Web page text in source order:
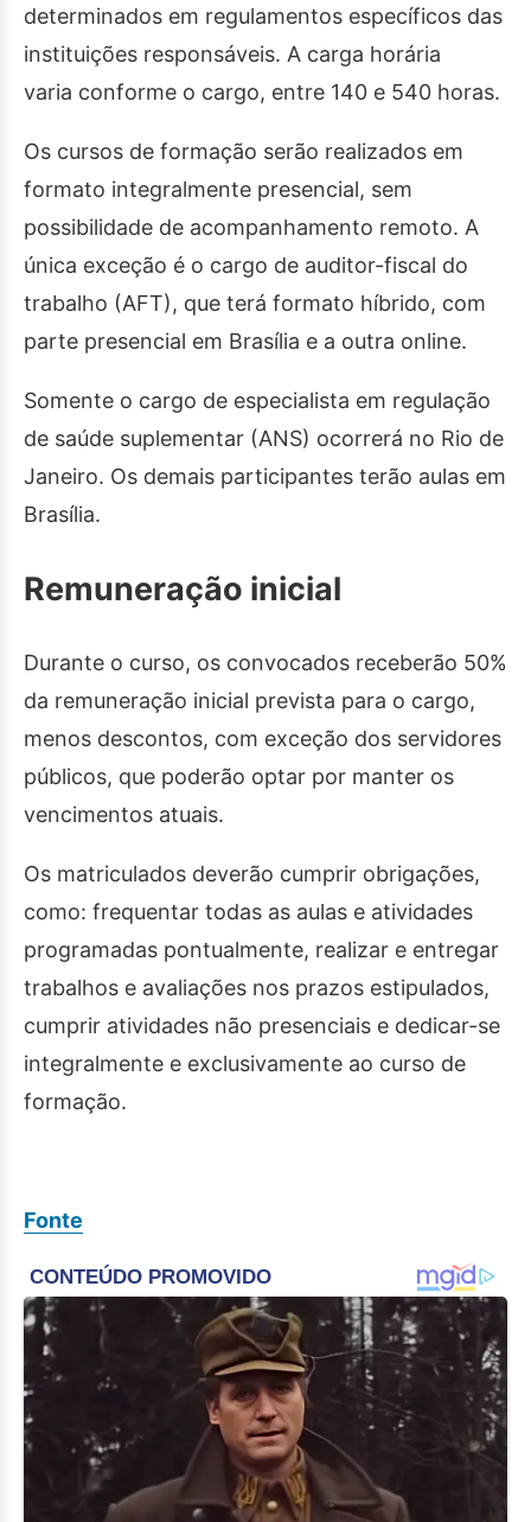
determinados em regulamentos específicos das
instituições responsáveis. A carga horária
varia conforme o cargo, entre 140 e 540 horas.
Os cursos de formação serão realizados em
formato integralmente presencial, sem
possibilidade de acompanhamento remoto. A
única exceção é o cargo de auditor-fiscal do
trabalho (AFT), que terá formato híbrido, com
parte presencial em Brasília e a outra online.
Somente o cargo de especialista em regulação
de saúde suplementar (ANS) ocorrerá no Rio de
Janeiro. Os demais participantes terão aulas em
Brasília.
Remuneração inicial
Durante o curso, os convocados receberão 50%
da remuneração inicial prevista para o cargo,
menos descontos, com exceção dos servidores
públicos, que poderão optar por manter os
vencimentos atuais.
Os matriculados deverão cumprir obrigações,
como: frequentar todas as aulas e atividades
programadas pontualmente, realizar e entregar
trabalhos e avaliações nos prazos estipulados,
cumprir atividades não presenciais e dedicar-se
integralmente e exclusivamente ao curso de
formação.
Fonte